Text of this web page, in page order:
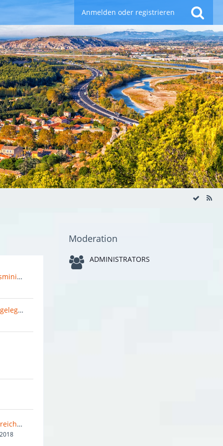
Anmelden oder registrieren
Bureau des Dezentralisierungsministers
Ministerium für besondere Angelegenheiten
Flagge und Wappen des Königreiches
Moderation
ADMINISTRATORS